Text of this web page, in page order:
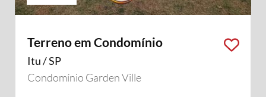
Terreno em Condomínio
Itu / SP
Condomínio Garden Ville